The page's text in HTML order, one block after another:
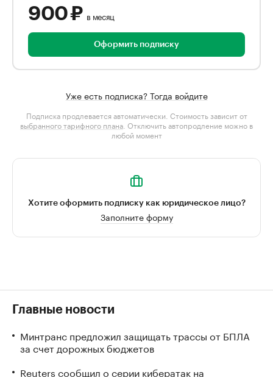
900 ₽ в месяц
Оформить подписку
Уже есть подписка? Тогда войдите
Подписка продлевается автоматически. Стоимость зависит от
выбранного тарифного плана . Отключить автопродление можно в
любой момент
Хотите оформить подписку как юридическое лицо?
Заполните форму
Главные новости
Минтранс предложил защищать трассы от БПЛА
за счет дорожных бюджетов
Reuters сообщил о серии кибератак на